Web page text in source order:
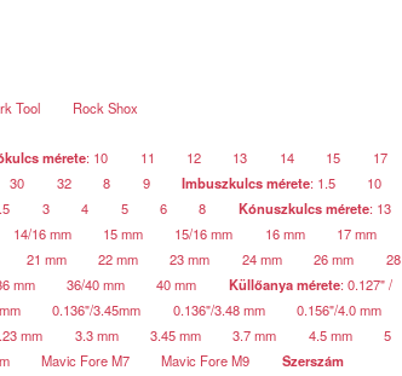
Tool Rock Shox
mérete: 10 11 12 13 14 15
17
30 32 8 9 Imbuszkulcs mérete: 1.5
10
3 4 5 6 8 Kónuszkulcs mérete: 13
14/16 mm 15 mm 15/16 mm 16 mm
17 mm
21 mm 22 mm 23 mm 24 mm 26 mm
28
mm 36/40 mm 40 mm Küllőanya mérete: 0.127" /
0.136"/3.45mm 0.136"/3.48 mm
0.156"/4.0 mm
mm 3.3 mm 3.45 mm 3.7 mm 4.5 mm
5
Mavic Fore M7 Mavic Fore M9
Szerszám